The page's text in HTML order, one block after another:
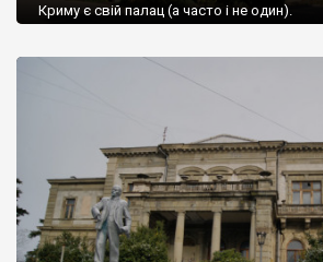
Криму є свій палац (а часто і не один).